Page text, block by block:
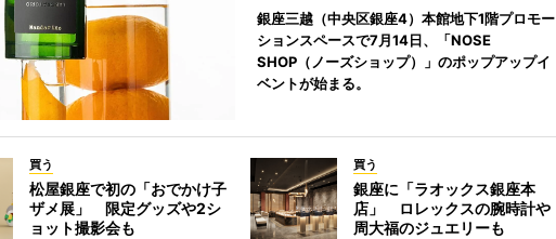
銀座三越（中央区銀座4）本館地下1階プロモー
ションスペースで7月14日、「NOSE
SHOP（ノーズショップ）」のポップアップイ
ベントが始まる。
買う
松屋銀座で初の「おでかけ子
ザメ展」 限定グッズや2シ
ョット撮影会も
買う
銀座に「ラオックス銀座本
店」 ロレックスの腕時計や
周大福のジュエリーも